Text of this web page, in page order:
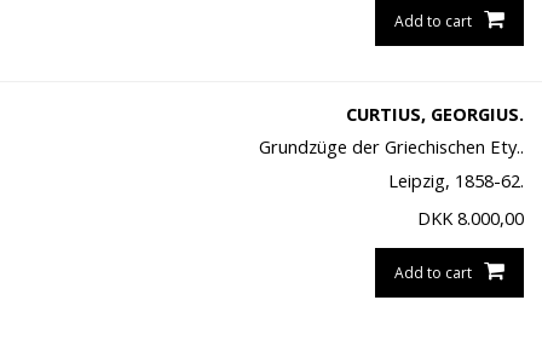
Add to cart
CURTIUS, GEORGIUS.
Grundzüge der Griechischen Ety..
Leipzig, 1858-62.
DKK 8.000,00
Add to cart